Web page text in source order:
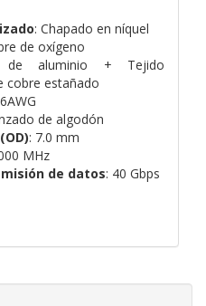
: Chapado en níquel
de oxígeno
aluminio + Tejido
cobre estañado
de algodón
: 7.0 mm
MHz
de datos: 40 Gbps